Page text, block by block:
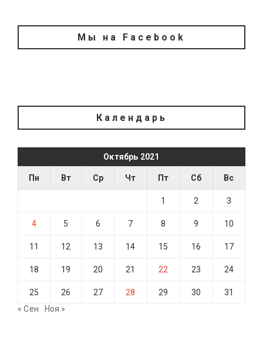
Мы на Facebook
Календарь
Октябрь 2021
Пн Вт Ср Чт Пт Сб Вс
1 2 3
4 5 6 7 8 9 10
11 12 13 14 15 16 17
18 19 20 21 22 23 24
25 26 27 28 29 30
31
« Сен
Ноя »